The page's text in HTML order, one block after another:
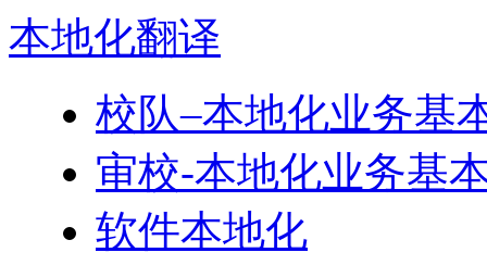
本地化翻译
校队–本地化业务基
审校-本地化业务基
软件本地化